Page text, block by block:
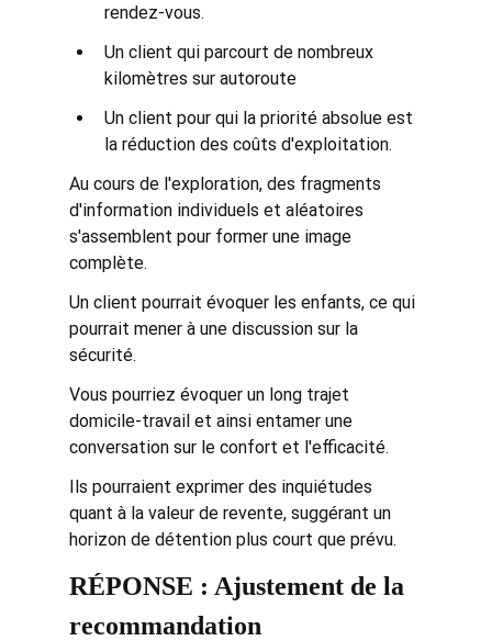
rendez-vous.
Un client qui parcourt de nombreux
kilomètres sur autoroute
Un client pour qui la priorité absolue est
la réduction des coûts d'exploitation.
Au cours de l'exploration, des fragments
d'information individuels et aléatoires
s'assemblent pour former une image
complète.
Un client pourrait évoquer les enfants, ce qui
pourrait mener à une discussion sur la
sécurité.
Vous pourriez évoquer un long trajet
domicile-travail et ainsi entamer une
conversation sur le confort et l'efficacité.
Ils pourraient exprimer des inquiétudes
quant à la valeur de revente, suggérant un
horizon de détention plus court que prévu.
RÉPONSE : Ajustement de la
recommandation